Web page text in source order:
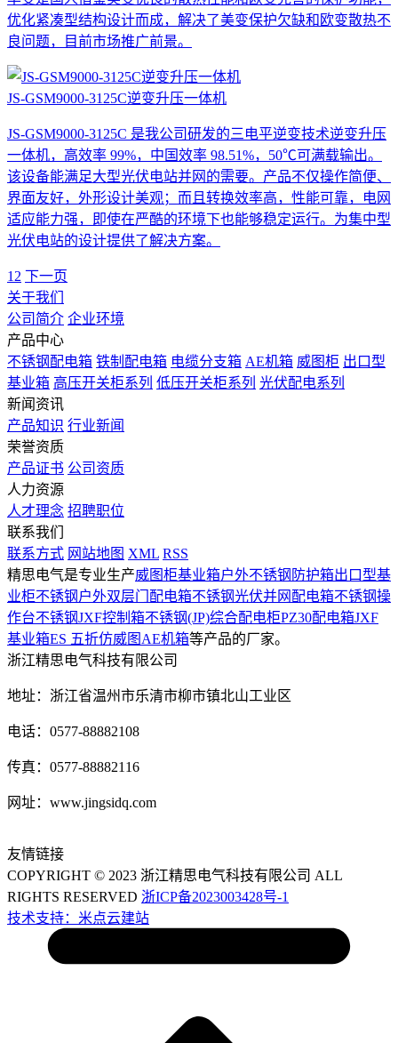
优化紧凑型结构设计而成，解决了美变保护欠缺和欧变散热不
良问题，目前市场推广前景。
JS-GSM9000-3125C逆变升压一体机
JS-GSM9000-3125C 是我公司研发的三电平逆变技术逆变升压
一体机，高效率 99%，中国效率 98.51%，50℃可满载输出。
该设备能满足大型光伏电站并网的需要。产品不仅操作简便、
界面友好，外形设计美观；而且转换效率高，性能可靠，电网
适应能力强，即使在严酷的环境下也能够稳定运行。为集中型
光伏电站的设计提供了解决方案。
1 2 下一页
关于我们
公司简介 企业环境
产品中心
不锈钢配电箱 铁制配电箱 电缆分支箱 AE机箱 威图柜 出口型
基业箱 高压开关柜系列 低压开关柜系列 光伏配电系列
新闻资讯
产品知识 行业新闻
荣誉资质
产品证书 公司资质
人力资源
人才理念 招聘职位
联系我们
联系方式 网站地图 XML RSS
精思电气是专业生产威图柜基业箱户外不锈钢防护箱出口型基
业柜不锈钢户外双层门配电箱不锈钢光伏并网配电箱不锈钢操
作台不锈钢JXF控制箱不锈钢(JP)综合配电柜PZ30配电箱JXF
基业箱ES 五折仿威图 AE机箱等产品的厂家。
浙江精思电气科技有限公司
地址：浙江省温州市乐清市柳市镇北山工业区
电话：0577-88882108
传真：0577-88882116
网址：www.jingsidq.com
友情链接
COPYRIGHT © 2023 浙江精思电气科技有限公司 ALL
RIGHTS RESERVED 浙ICP备2023003428号-1
技术支持：米点云建站